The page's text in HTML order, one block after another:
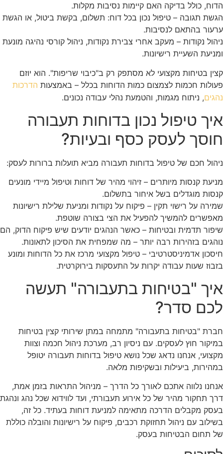
הדוח, כולל בדיקה האם קיימות נסיבות מקלות.
הגשת תגובה – טיפול נכון בכל דוח: תשלום, בקשת ביטול, או הגשת
ערעור בהתאם לנסיבות.
ניהול נקודות – מעקב אחרי צבירת נקודות, ניהול קורסי נהיגה מונעת
ומניעת השעיית רישיונות.
קצין בטיחות מקצועי לא מסתפק רק ב"כיבוי שריפות". הוא יוזם
פעולות חכמות לצמצום כמות הדוחות בכלל – באמצעות הדרכות
נהגים, ניתוח מגמות, והטמעת נהלי עבודה נכונים.
איך טיפול נכון בדוחות תעבורה
חוסך לעסק כסף ובעיות?
ניהול חכם של טיפול בדוחות תעבורה מביא תועלות ברורות לעסק:
מניעת קנסות מיותרים – זיהוי מהיר של דוחות וטיפול מיידי מונעים
קנסות מוגדלים בשל איחור בתשלום.
שמירה על רישוי תקין – פיקוח על נקודות ומניעת שלילת רישיונות
מאפשרים להמשיך להפעיל את הצי בצורה שוטפת.
שיפור תדמית ובטיחות – כאשר הנהגים יודעים שיש פיקוח הדוק, הם
נוהגים בזהירות רבה יותר – מה שמפחית את הסיכון לתאונות.
חיסכון אדמיניסטרטיבי – טיפול מקצועי מרכז את כל הדוחות ומונע
בזבוז שעות עבודה יקרות על התעסקות בירוקרטית.
איך "בטיחות בתעבורה" תעשה
לכם סדר?
חברת "בטיחות בתעבורה" מתמחה במתן שירותי קצין בטיחות
במיקור חוץ לעסקים. עם ניסיון רב, מערכת ניהול חכמה וצוות
מקצועי, אנחנו נדאג שכל נושא טיפול בדוחות תעבורה יטופל
במהירות, ביעילות ובשקיפות מלאה.
אנחנו נלווה אתכם לאורך כל הדרך – מניהול התראות בזמן אמת,
דרך תחקור מהיר של כל אירוע תעבורתי, ועד לווידוא שכל נהג ונהגת
בעסק מקבלים הדרכה מתאימה למניעת דוחות בעתיד. כל זה,
בשילוב עם ניהול תחזוקת רכבים, פיקוח על רישיונות והובלה כוללת
של תחום הבטיחות בעסק.